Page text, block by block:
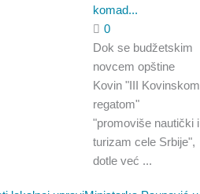
komad...
0
Dok se budžetskim
novcem opštine
Kovin "III Kovinskom
regatom"
"promoviše nautički i
turizam cele Srbije",
dotle već ...